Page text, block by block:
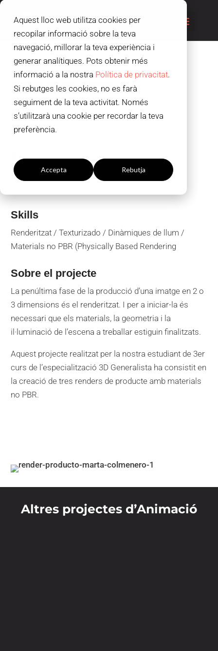
Aquest lloc web utilitza cookies per
recopilar informació sobre la teva
navegació, millorar la teva experiència i
generar analítiques. Pots obtenir més
informació a la nostra Política de privacitat.
Si rebutges les cookies, no es farà
seguiment de la teva activitat. Només
s’utilitzarà una cookie per recordar la teva
preferència.
Accepta Rebutja
Render de producte
Autor
Marta Colmenero
Programes
Autodesk Maya, zBrush, Substance Painter, Nuke,
Skills
Renderitzat / Texturizado / Dinàmiques de llum /
Materials no PBR (Physically Based Rendering
Sobre el projecte
La penúltima fase de la producció d’una imatge en 2 o
3 dimensions és el renderitzat. I per a iniciar-la és
necessari que els materials, la geometria i la
il·luminació de l’escena a treballar estiguin finalitzats.
Aquest projecte realitzat per la nostra estudiant de 3er
curs de l’especialització 3D Generalista ha consistit en
la creació de tres renders de producte amb materials
no PBR.
Altres projectes d’Animació